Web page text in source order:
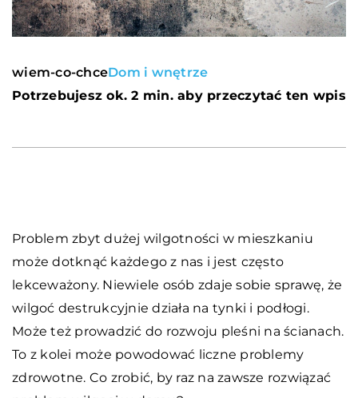
wiem-co-chceDom i wnętrze
Potrzebujesz ok. 2 min. aby przeczytać ten wpis
Problem zbyt dużej wilgotności w mieszkaniu
może dotknąć każdego z nas i jest często
lekceważony. Niewiele osób zdaje sobie sprawę, że
wilgoć destrukcyjnie działa na tynki i podłogi.
Może też prowadzić do rozwoju pleśni na ścianach.
To z kolei może powodować liczne problemy
zdrowotne. Co zrobić, by raz na zawsze rozwiązać